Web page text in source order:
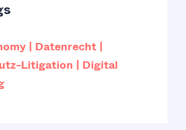
Datenrecht
Litigation
Digital